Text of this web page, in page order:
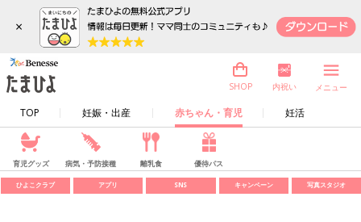
×
TOP 妊娠・出産 赤ちゃん・育児 妊活
SHOP 内祝い メニュー
育児グッズ 病気・予防接種 離乳食 優待パス
ひよこクラブ アプリ SNS キャンペーン 写真スタジオ